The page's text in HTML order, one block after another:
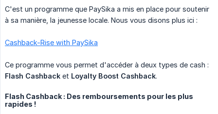
C'est un programme que PaySika a mis en place pour soutenir
à sa manière, la jeunesse locale. Nous vous disons plus ici :
Cashback-Rise with PaySika
Ce programme vous permet d'accéder à deux types de cash :
Flash Cashback et Loyalty Boost Cashback.
Flash Cashback : Des remboursements pour les plus
rapides !